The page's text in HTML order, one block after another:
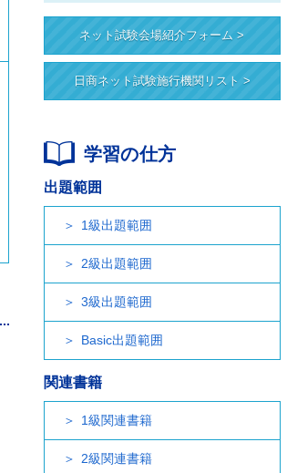
ネット試験会場紹介フォーム >
日商ネット試験施行機関リスト >
学習の仕方
出題範囲
1級出題範囲
2級出題範囲
3級出題範囲
Basic出題範囲
関連書籍
1級関連書籍
2級関連書籍